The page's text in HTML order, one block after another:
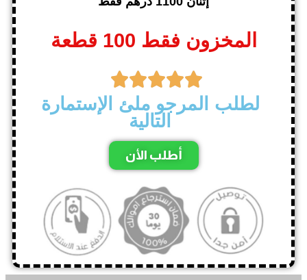
المخزون فقط 100 قطعة

لطلب المرجو ملئ الإستمارة
التالية
أطلب الأن